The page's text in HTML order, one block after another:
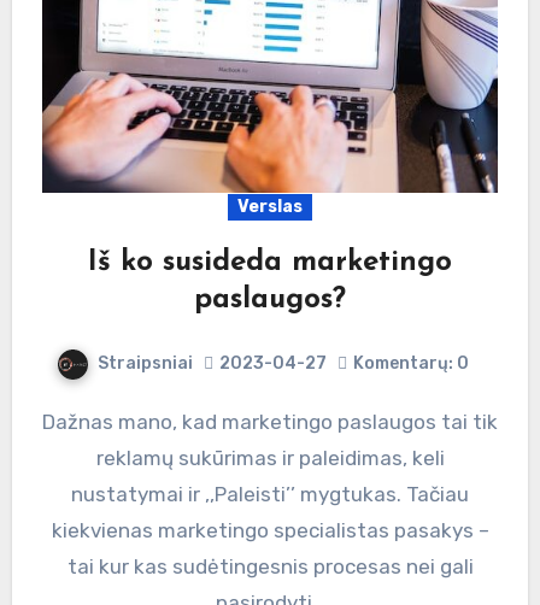
Verslas
Iš ko susideda marketingo
paslaugos?
Straipsniai 2023-04-27 Komentarų: 0
Dažnas mano, kad marketingo paslaugos tai tik
reklamų sukūrimas ir paleidimas, keli
nustatymai ir ,,Paleisti’’ mygtukas. Tačiau
kiekvienas marketingo specialistas pasakys –
tai kur kas sudėtingesnis procesas nei gali